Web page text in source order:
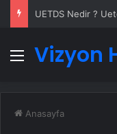
Menü
Vizyon
Anasayfa